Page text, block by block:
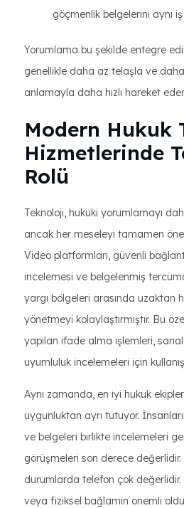
göçmenlik belgelerini aynı iş
Yorumlama bu şekilde entegre
genellikle daha az telaşla ve
anlamayla daha hızlı hareket
Modern Hukuk
Hizmetlerinde
Rolü
Teknoloji, hukuki yorumlamayı
ancak her meseleyi tamamen
Video platformları, güvenli
incelemesi ve belgelenmiş
yargı bölgeleri arasında uzaktan
yönetmeyi kolaylaştırmıştır. Bu
yapılan ifade alma işlemleri,
uyumluluk incelemeleri için
Aynı zamanda, en iyi hukuk
uygunluktan ayrı tutuyor.
ve belgeleri birlikte incelemeleri
görüşmeleri son derece değerlidir.
durumlarda telefon çok
veya fiziksel bağlamın önemli